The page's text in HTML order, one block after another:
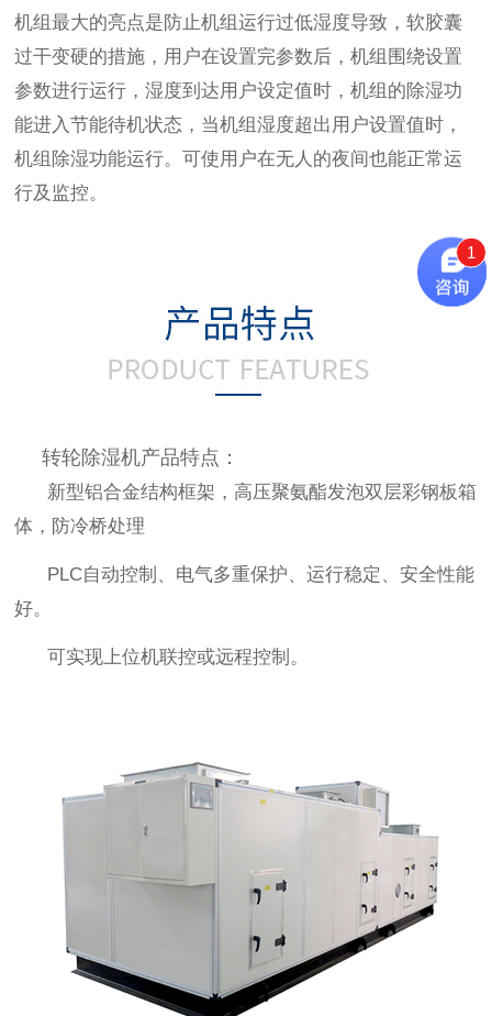
机组最大的亮点是防止机组运行过低湿度导致，软胶囊
过干变硬的措施，用户在设置完参数后，机组围绕设置
参数进行运行，湿度到达用户设定值时，机组的除湿功
能进入节能待机状态，当机组湿度超出用户设置值时，
机组除湿功能运行。可使用户在无人的夜间也能正常运
行及监控。
转轮除湿机产品特点：
新型铝合金结构框架，高压聚氨酯发泡双层彩钢板箱
体，防冷桥处理
PLC自动控制、电气多重保护、运行稳定、安全性能
好。
可实现上位机联控或远程控制。
1